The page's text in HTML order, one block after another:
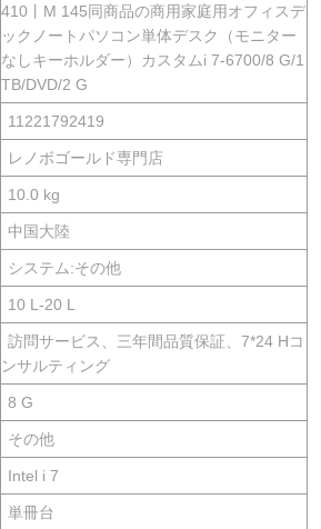
410丨M 145同商品の商用家庭用オフィスデ
ックノートパソコン単体デスク（モニター
なしキーホルダー）カスタムi 7-6700/8 G/1
TB/DVD/2 G
11221792419
レノボゴールド専門店
10.0 kg
中国大陸
システム:その他
10 L-20 L
訪問サービス、三年間品質保証、7*24 Hコ
ンサルティング
8 G
その他
Intel i 7
単冊台